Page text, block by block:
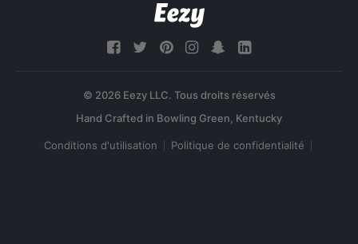
© 2026 Eezy LLC. Tous droits réservés
Conditions d'utilisation Politique de confidentialité